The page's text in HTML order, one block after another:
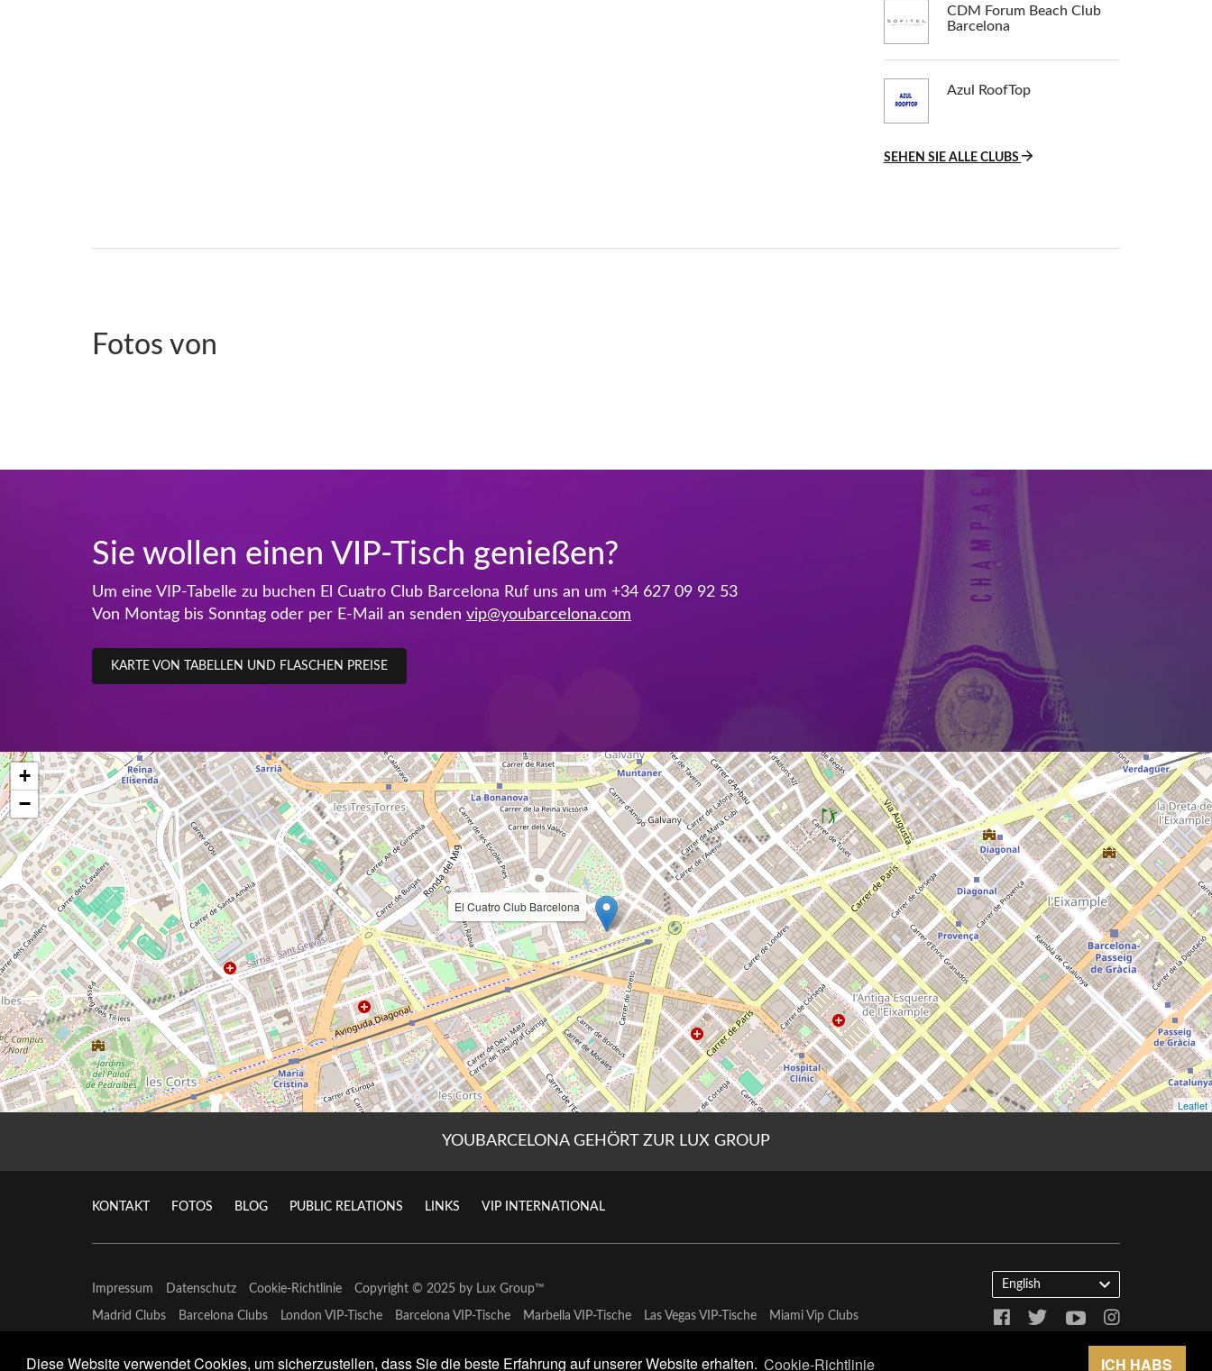
Diese Website verwendet Cookies, um sicherzustellen, dass Sie die beste Erfahrung auf unserer Website erhalten. Cookie-Richtlinie ICH HABS
CDM Forum Beach Club
Barcelona
Azul RoofTop
SEHEN SIE ALLE CLUBS
Fotos von
Sie wollen einen VIP-Tisch genießen?
Um eine VIP-Tabelle zu buchen El Cuatro Club Barcelona Ruf uns an um +34 627 09 92 53
Von Montag bis Sonntag oder per E-Mail an senden vip@youbarcelona.com
KARTE VON TABELLEN UND FLASCHEN PREISE
YOUBARCELONA GEHÖRT ZUR LUX GROUP
KONTAKT FOTOS BLOG PUBLIC RELATIONS LINKS VIP INTERNATIONAL
Impressum Datenschutz Cookie-Richtlinie Copyright © 2025 by Lux Group™ English
Madrid Clubs Barcelona Clubs London VIP-Tische Barcelona VIP-Tische Marbella VIP-Tische Las Vegas VIP-Tische Miami Vip Clubs